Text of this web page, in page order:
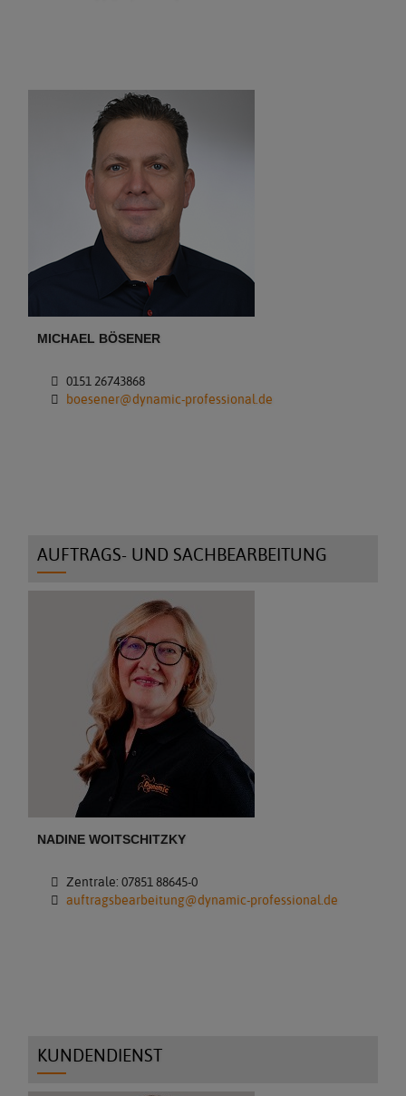
MICHAEL BÖSENER
0151 26743868
boesener@dynamic-professional.de
AUFTRAGS- UND SACHBEARBEITUNG
NADINE WOITSCHITZKY
Zentrale: 07851 88645-0
auftragsbearbeitung@dynamic-professional.de
KUNDENDIENST